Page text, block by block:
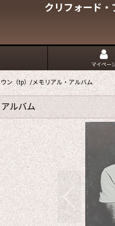
クリフォード
マイペー
ン（tp）/メモリアル・アルバム
ルバム